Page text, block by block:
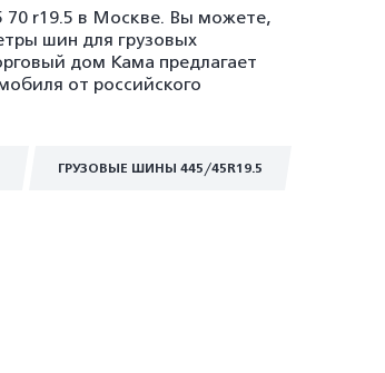
70 r19.5 в Москве. Вы можете,
шин для грузовых
дом Кама предлагает
от российского
ГРУЗОВЫЕ ШИНЫ 445/45R19.5